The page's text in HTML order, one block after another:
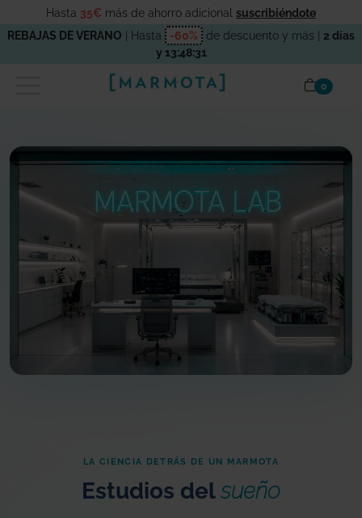
Hasta 35€ más de ahorro adicional suscribiéndote
REBAJAS DE VERANO | Hasta -60% de descuento y más | 2 días
y 13:48:30
0items
LA CIENCIA DETRÁS DE UN MARMOTA
Estudios delsueño